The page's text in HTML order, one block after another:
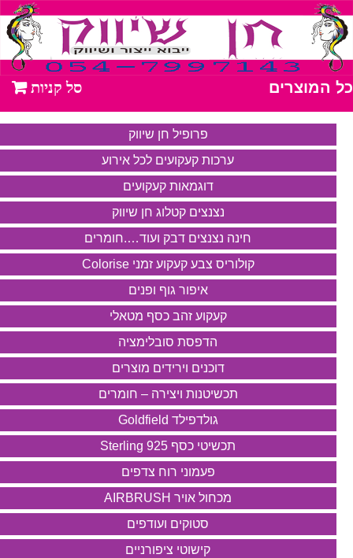
כל המוצרים
פרופיל חן שיווק
ערכות קעקועים לכל אירוע
דוגמאות קעקועים
נצנצים קטלוג חן שיווק
חינה נצנצים דבק ועוד….חומרים
קולוריס צבע קעקוע זמני Colorise
איפור גוף ופנים
קעקוע זהב כסף מטאלי
הדפסת סובלימציה
דוכנים וירידים מוצרים
תכשיטנות ויצירה – חומרים
גולדפילד Goldfield
תכשיטי כסף 925 Sterling
פעמוני רוח צדפים
מכחול אויר AIRBRUSH
סטוקים ועודפים
קישוטי ציפורניים